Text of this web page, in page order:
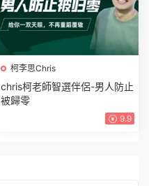
柯李思Chris
chris柯老師智選伴侶-男人防止
被歸零
9.9